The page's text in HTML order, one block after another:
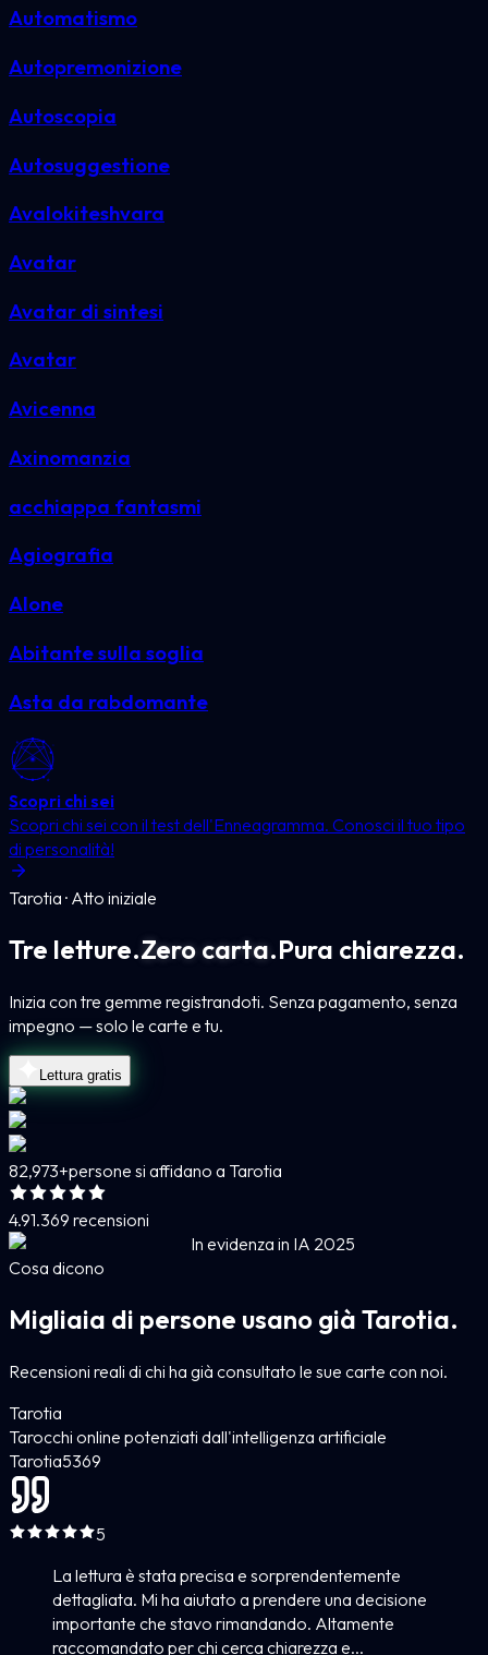
Automatismo
Autopremonizione
Autoscopia
Autosuggestione
Avalokiteshvara
Avatar
Avatar di sintesi
Avatar
Avicenna
Axinomanzia
acchiappa fantasmi
Agiografia
Alone
Abitante sulla soglia
Asta da rabdomante
Scopri chi sei
Scopri chi sei con il test dell'Enneagramma. Conosci il tuo tipo
di personalità!
Tarotia · Atto iniziale
Tre letture.Zero carta.Pura chiarezza.
Inizia con tre gemme registrandoti. Senza pagamento, senza
impegno — solo le carte e tu.
Lettura gratis
82,973+persone si affidano a Tarotia
4.91.369 recensioni
In evidenza in IA 2025
Cosa dicono
Migliaia di persone usano già Tarotia.
Recensioni reali di chi ha già consultato le sue carte con noi.
Tarotia
Tarocchi online potenziati dall'intelligenza artificiale
Tarotia5369
5
La lettura è stata precisa e sorprendentemente
dettagliata. Mi ha aiutato a prendere una decisione
importante che stavo rimandando. Altamente
raccomandato per chi cerca chiarezza e...